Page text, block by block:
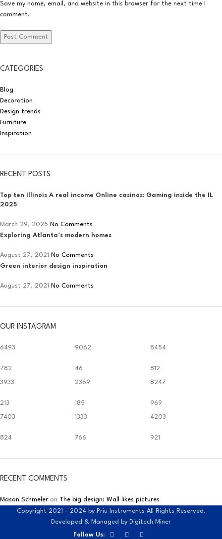
Save my name, email, and website in this browser for the next time I
comment.
CATEGORIES
Blog
Decoration
Design trends
Furniture
Inspiration
RECENT POSTS
Top ten Illinois A real income Online casinos: Gaming inside the IL
2025
March 29, 2025 No Comments
Exploring Atlanta’s modern homes
August 27, 2021
No Comments
Green interior design inspiration
August 27, 2021 No Comments
OUR INSTAGRAM
6493
782
9062
46
8454
812
3933
213
2369
185
8247
969
7403
824
1333
766
4203
921
RECENT COMMENTS
Mason Schmeler on The big design: Wall likes pictures
Copyright 2021 - 2024 by Priu Instruments All Rights Reserved.
Developed & Managed by Digitech Miner
Follow Us: